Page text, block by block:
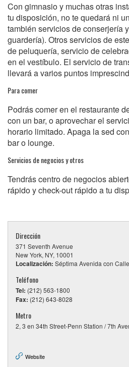
Con gimnasio y muchas otras
tu disposición, no te quedará ni
también servicios de conserjería
guardería). Otros servicios de
de peluquería, servicio de
en el vestíbulo. El servicio de
llevará a varios puntos
Para comer
Podrás comer en el restaurante
con un bar, o aprovechar el
horario limitado. Apaga la sed
bar o lounge.
Servicios de negocios y otros
Tendrás centro de negocios
rápido y check-out rápido a tu
Dirección
371 Seventh Avenue
New York, NY, 10001
Localización: Séptima Avenida con
Teléfono
Tel: (212) 563-1800
Fax: (212) 643-8028
Metro
2, 3 en 34th Street-Penn Station / 7th
Website